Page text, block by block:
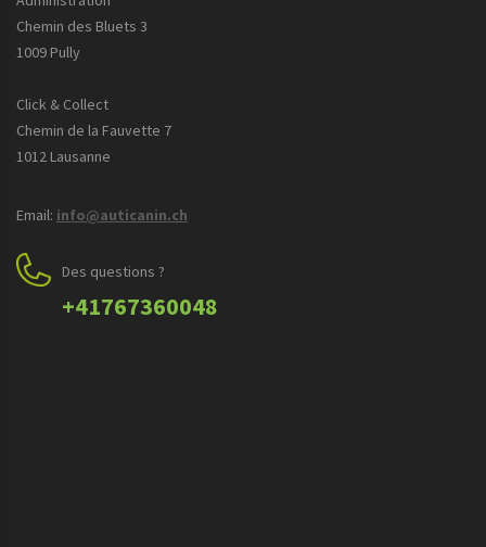
Chemin des Bluets 3
1009 Pully
Click & Collect
Chemin de la Fauvette 7
1012 Lausanne
Email: info@auticanin.ch
Des questions ?
+41767360048